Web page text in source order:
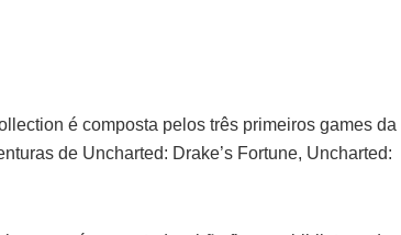
é composta pelos três primeiros games da
de Uncharted: Drake’s Fortune, Uncharted: